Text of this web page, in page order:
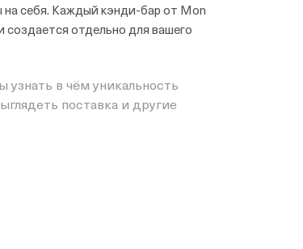
на себя. Каждый кэнди-бар от Mon
создается отдельно для вашего
в чём уникальность
поставка и другие